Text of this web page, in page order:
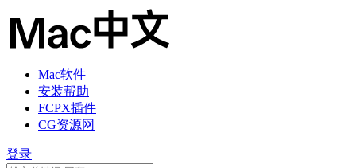
Mac软件
安装帮助
FCPX插件
CG资源网
登录